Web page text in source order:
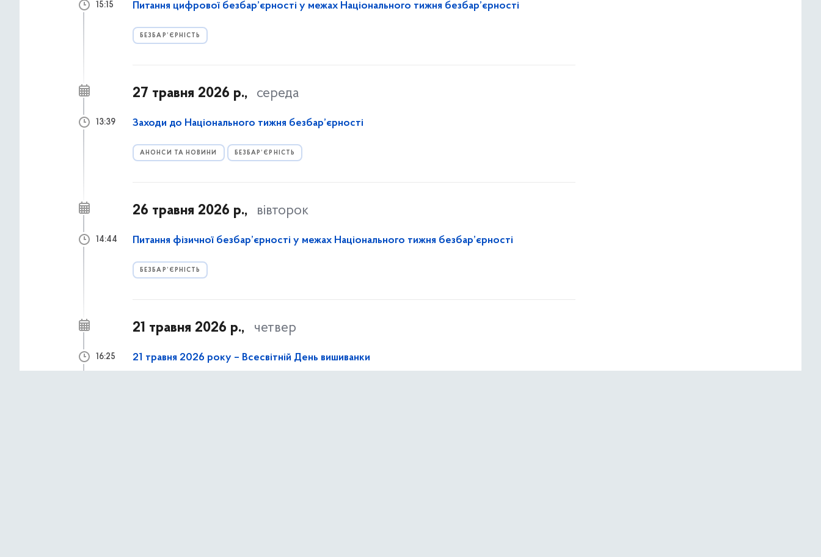
Питання цифрової безбар’єрності у межах Національного тижня безбар’єрності
БЕЗБАР’ЄРНІСТЬ
15:15
27 травня 2026 р., середа
Заходи до Національного тижня безбар’єрності
АНОНСИ ТА НОВИНИ БЕЗБАР’ЄРНІСТЬ
13:39
26 травня 2026 р., вівторок
Питання фізичної безбар’єрності у межах Національного тижня безбар’єрності
БЕЗБАР’ЄРНІСТЬ
14:44
21 травня 2026 р., четвер
21 травня 2026 року – Всесвітній День вишиванки
16:25